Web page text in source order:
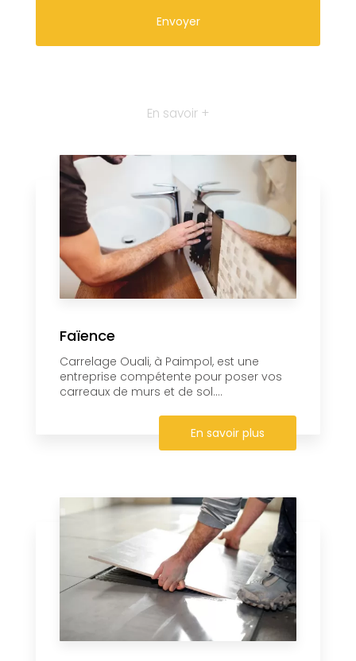
En savoir +
Faïence
Carrelage Ouali, à Paimpol, est une
entreprise compétente pour poser vos
carreaux de murs et de sol....
En savoir plus